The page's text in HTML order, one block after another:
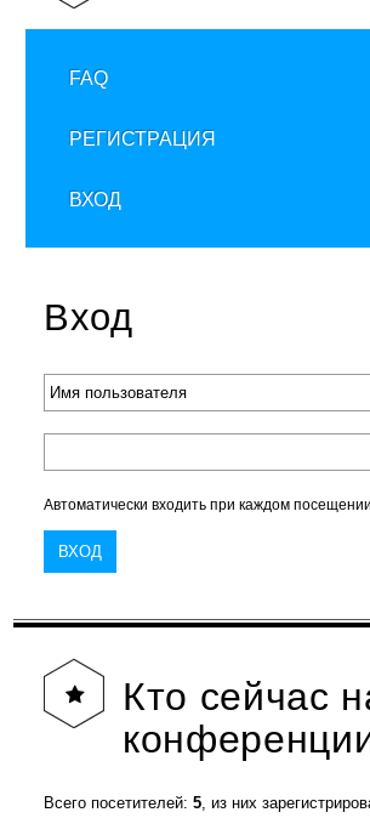
FAQ
РЕГИСТРАЦИЯ
ВХОД
Вход
Автоматически входить при каждом посещении
Кто сейчас
Всего посетителей:5 , из них